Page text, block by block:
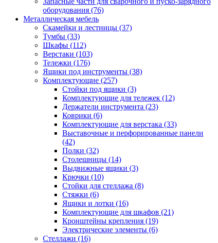
оборудования (76)
Металлическая мебель
Скамейки и лестницы (37)
Тумбы (33)
Шкафы (112)
Верстаки (103)
Тележки (176)
Ящики под инструменты (38)
Комплектующие (257)
Стойки под ящики (3)
Комплектующие для тележек (12)
Держатели инструмента (23)
Коврики (6)
Комплектующие для верстака (33)
Выставочные и перфорированные панели
(42)
Полки (32)
Столешницы (14)
Выдвижные ящики (3)
Крючки (10)
Стойки для стеллажа (8)
Стяжки (6)
Ящики и лотки (16)
Комплектующие для шкафов (21)
Кронштейны крепления (19)
Электрические элементы (6)
Стеллажи (16)